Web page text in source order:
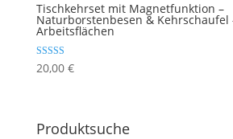
Tischkehrset mit Magnetfunktion –
Naturborstenbesen & Kehrschaufel
Arbeitsflächen
Bewertet mit
5.00
20,00 €
Produktsuche